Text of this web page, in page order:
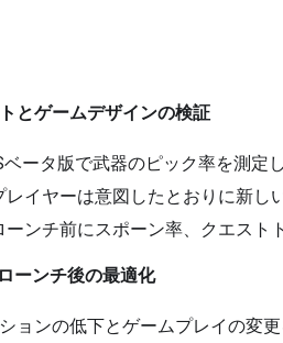
とゲームデザインの検証
ベータ版で武器のピック率を測定
レイヤーは意図したとおりに新し
ーンチ前にスポーン率、クエスト
ーンチ後の最適化
ョンの低下とゲームプレイの変